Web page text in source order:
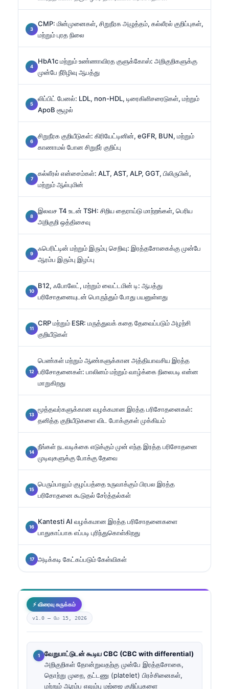
CMP: மின்முனைகள், சிறுநீரக அழுத்தம், கல்லீரல் குறிப்புகள்,
மற்றும் புரத நிலை
HbA1c மற்றும் உண்ணாவிரத குளுக்கோஸ்: அறிகுறிகளுக்கு
முன்பே நீரிழிவு ஆபத்து
லிப்பிட் பேனல்: LDL, non-HDL, டிரைகிளிசரைடுகள், மற்றும்
ApoB சூழல்
சிறுநீரக குறியீடுகள்: கிரியேட்டினின், eGFR, BUN, மற்றும்
காணாமல் போன சிறுநீர் குறிப்பு
கல்லீரல் என்சைம்கள்: ALT, AST, ALP, GGT, பிலிருபின்,
மற்றும் ஆல்புமின்
இலவச T4 உடன் TSH: சிறிய தைராய்டு மாற்றங்கள், பெரிய
அறிகுறி ஒத்திசைவு
ஃபெரிட்டின் மற்றும் இரும்பு செறிவு: இரத்தசோகைக்கு முன்பே
ஆரம்ப இரும்பு இழப்பு
B12, ஃபோலேட், மற்றும் வைட்டமின் டி: ஆபத்து
பரிசோதனையுடன் பொருந்தும் போது பயனுள்ளது
CRP மற்றும் ESR: மருத்துவக் கதை தேவைப்படும் அழற்சி
குறியீடுகள்
பெண்கள் மற்றும் ஆண்களுக்கான அத்தியாவசிய இரத்த
பரிசோதனைகள்: பாலினம் மற்றும் வாழ்க்கை நிலைபடி என்ன
மாறுகிறது
மூத்தவர்களுக்கான வழக்கமான இரத்த பரிசோதனைகள்:
தனித்த குறியீடுகளை விட போக்குகள் முக்கியம்
நீங்கள் நடவடிக்கை எடுக்கும் முன் எந்த இரத்த பரிசோதனை
முடிவுகளுக்கு போக்கு தேவை
பெரும்பாலும் குழப்பத்தை உருவாக்கும் பிரபல இரத்த
பரிசோதனை கூடுதல் சேர்த்தல்கள்
Kantesti AI வழக்கமான இரத்த பரிசோதனைகளை
பாதுகாப்பாக எப்படி புரிந்துகொள்கிறது
அடிக்கடி கேட்கப்படும் கேள்விகள்
⚡ விரைவு சுருக்கம்
v1.0 — மே 15, 2026
வேறுபாட்டுடன் கூடிய CBC (CBC with differential)
அறிகுறிகள் தோன்றுவதற்கு முன்பே இரத்தசோகை,
தொற்று முறை, தட்டணு (platelet) பிரச்சினைகள்,
மற்றும் ஆரம்ப எலும்பு மஜ்ஜை குறிப்புகளை